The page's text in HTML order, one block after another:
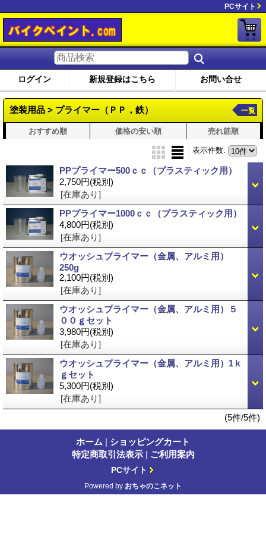
PCサイト
ログイン 新規登録はこちら お問い合せ
塗装用品 > プライマー（ＰＰ，鉄） 一覧
おすすめ順 価格の安い順 売れ筋順
表示件数:
PPプライマー500ｃｃ（プラスティック用）
2,750円(税別)
[在庫あり]
PPプライマー1000ｃｃ（プラスティック用）
4,800円(税別)
[在庫あり]
ウオッシュプライマー（金属、アルミ用）
250g
2,100円(税別)
[在庫あり]
ウオッシュプライマー（金属、アルミ用）５
００ｇセット
3,980円(税別)
[在庫あり]
ウオッシュプライマー（金属、アルミ用）1ｋ
ｇセット
5,300円(税別)
[在庫あり]
(5件/5件)
ホーム | ショッピングカート
特定商取引法表示 | ご利用案内
PCサイト
Powered by おちゃのこネット